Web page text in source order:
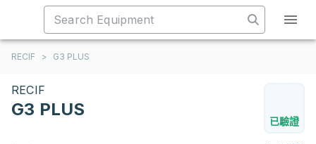
RECIF > G3 PLUS
RECIF
G3 PLUS
已驗證